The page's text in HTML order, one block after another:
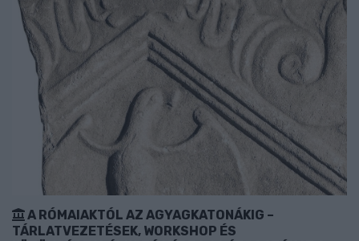
A RÓMAIAKTÓL AZ AGYAGKATONÁKIG –
TÁRLATVEZETÉSEK, WORKSHOP ÉS